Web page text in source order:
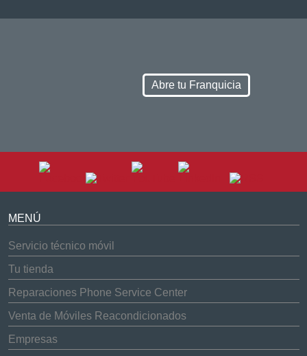
Abre tu Franquicia
MENÚ
Servicio técnico móvil
Tu tienda
Reparaciones Phone Service Center
Venta de Móviles Reacondicionados
Empresas